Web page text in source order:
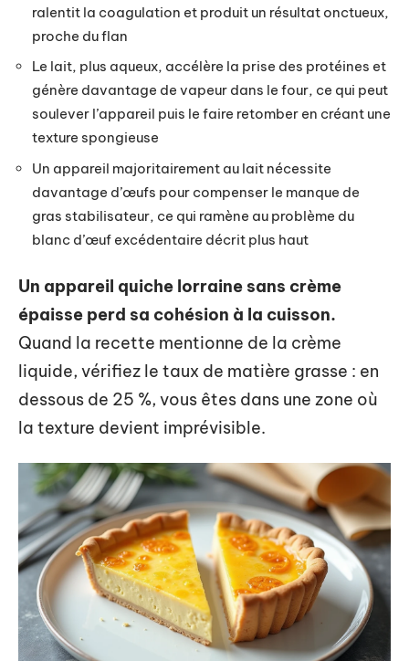
ralentit la coagulation et produit un résultat onctueux,
proche du flan
Le lait, plus aqueux, accélère la prise des protéines et
génère davantage de vapeur dans le four, ce qui peut
soulever l’appareil puis le faire retomber en créant une
texture spongieuse
Un appareil majoritairement au lait nécessite
davantage d’œufs pour compenser le manque de
gras stabilisateur, ce qui ramène au problème du
blanc d’œuf excédentaire décrit plus haut
Un appareil quiche lorraine sans crème
épaisse perd sa cohésion à la cuisson.
Quand la recette mentionne de la crème
liquide, vérifiez le taux de matière grasse : en
dessous de 25 %, vous êtes dans une zone où
la texture devient imprévisible.